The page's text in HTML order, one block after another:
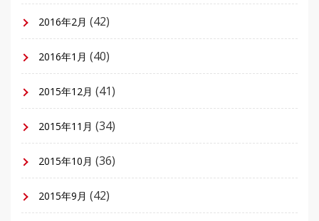
2016年2月 (42)
2016年1月 (40)
2015年12月 (41)
2015年11月 (34)
2015年10月 (36)
2015年9月 (42)